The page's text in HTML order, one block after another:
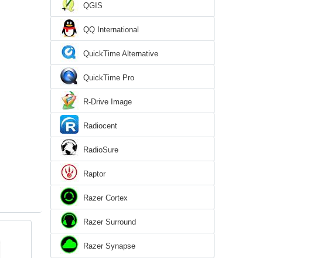
QGIS
QQ International
QuickTime Alternative
QuickTime Pro
R-Drive Image
Radiocent
RadioSure
Raptor
Razer Cortex
Razer Surround
Razer Synapse